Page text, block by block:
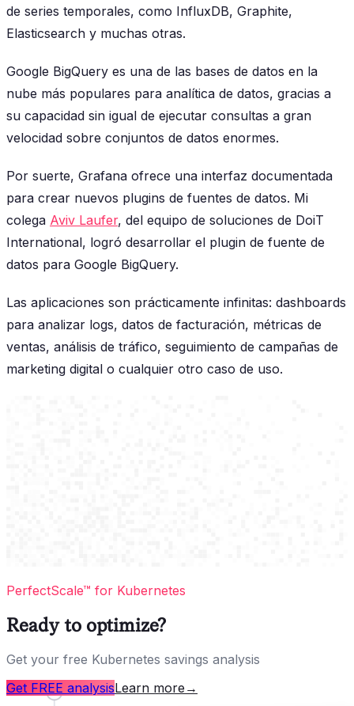
de series temporales, como InfluxDB, Graphite,
Elasticsearch y muchas otras.
Google BigQuery es una de las bases de datos en la
nube más populares para analítica de datos, gracias a
su capacidad sin igual de ejecutar consultas a gran
velocidad sobre conjuntos de datos enormes.
Por suerte, Grafana ofrece una interfaz documentada
para crear nuevos plugins de fuentes de datos. Mi
colega Aviv Laufer, del equipo de soluciones de DoiT
International, logró desarrollar el plugin de fuente de
datos para Google BigQuery.
Las aplicaciones son prácticamente infinitas: dashboards
para analizar logs, datos de facturación, métricas de
ventas, análisis de tráfico, seguimiento de campañas de
marketing digital o cualquier otro caso de uso.
PerfectScale™ for Kubernetes
Ready to optimize?
Get your free Kubernetes savings analysis
Get FREE analysisLearn more →